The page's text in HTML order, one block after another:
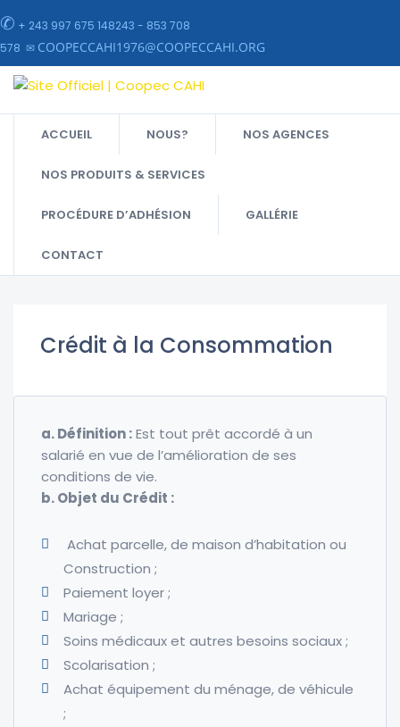
✆ + 243 997 675 148243 - 853 708
578 ✉ COOPECCAHI1976@COOPECCAHI.ORG
ACCUEIL NOUS? NOS AGENCES
NOS PRODUITS & SERVICES
PROCÉDURE D’ADHÉSION GALLÉRIE
CONTACT
Crédit à la Consommation
a.Définition:Est tout prêt accordé à un
salarié en vue de l’amélioration de ses
conditions de vie.
b. Objet du Crédit :
Achat parcelle, de maison d’habitation ou
Construction ;
Paiement loyer ;
Mariage ;
Soins médicaux et autres besoins sociaux ;
Scolarisation ;
Achat équipement du ménage, de véhicule
;